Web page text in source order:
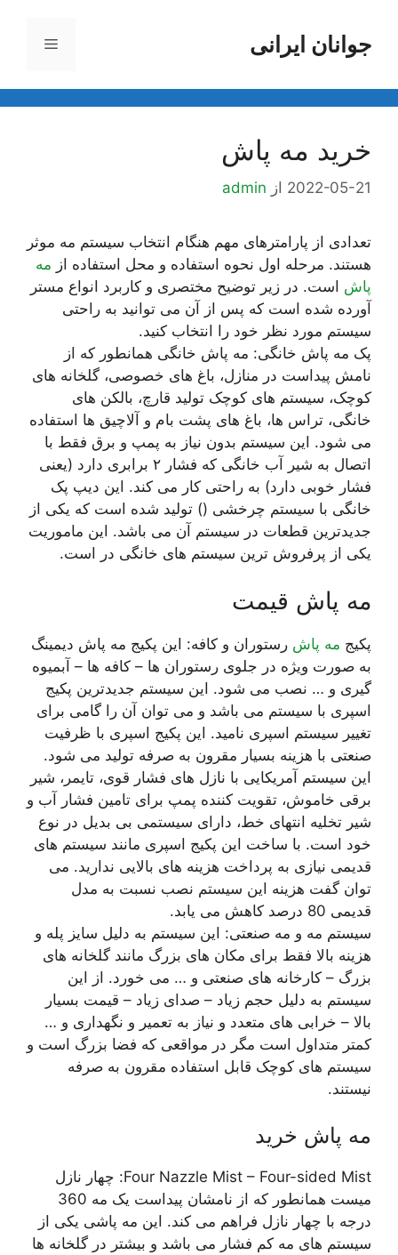
محتواجوانان ایرانی فهرست
خرید مه پاش
2022-05-21 از admin
تعدادی از پارامترهای مهم هنگام انتخاب سیستم مه موثر
هستند. مرحله اول نحوه استفاده و محل استفاده از مه
پاش است. در زیر توضیح مختصری و کاربرد انواع مستر
آورده شده است که پس از آن می توانید به راحتی
سیستم مورد نظر خود را انتخاب کنید.
پک مه پاش خانگی: مه پاش خانگی همانطور که از
نامش پیداست در منازل، باغ های خصوصی، گلخانه های
کوچک، سیستم های کوچک تولید قارچ، بالکن های
خانگی، تراس ها، باغ های پشت بام و آلاچیق ها استفاده
می شود. این سیستم بدون نیاز به پمپ و برق فقط با
اتصال به شیر آب خانگی که فشار ۲ برابری دارد (یعنی
فشار خوبی دارد) به راحتی کار می کند. این دیپ پک
خانگی با سیستم چرخشی () تولید شده است که یکی از
جدیدترین قطعات در سیستم آن می باشد. این ماموریت
یکی از پرفروش ترین سیستم های خانگی در است.
مه پاش قیمت
پکیج مه پاش رستوران و کافه: این پکیج مه پاش دیمینگ
به صورت ویژه در جلوی رستوران ها – کافه ها – آبمیوه
گیری و … نصب می شود. این سیستم جدیدترین پکیج
اسپری با سیستم می باشد و می توان آن را گامی برای
تغییر سیستم اسپری نامید. این پکیج اسپری با ظرفیت
صنعتی با هزینه بسیار مقرون به صرفه تولید می شود.
این سیستم آمریکایی با نازل های فشار قوی، تایمر، شیر
برقی خاموش، تقویت کننده پمپ برای تامین فشار آب و
شیر تخلیه انتهای خط، دارای سیستمی بی بدیل در نوع
خود است. با ساخت این پکیج اسپری مانند سیستم های
قدیمی نیازی به پرداخت هزینه های بالایی ندارید. می
توان گفت هزینه این سیستم نصب نسبت به مدل
قدیمی 80 درصد کاهش می یابد.
سیستم مه و مه صنعتی: این سیستم به دلیل سایز پله و
هزینه بالا فقط برای مکان های بزرگ مانند گلخانه های
بزرگ – کارخانه های صنعتی و … می خورد. از این
سیستم به دلیل حجم زیاد – صدای زیاد – قیمت بسیار
بالا – خرابی های متعدد و نیاز به تعمیر و نگهداری و …
کمتر متداول است مگر در مواقعی که فضا بزرگ است و
سیستم های کوچک قابل استفاده مقرون به صرفه
نیستند.
مه پاش خرید
Four Nazzle Mist – Four-sided Mist: چهار نازل
میست همانطور که از نامشان پیداست یک مه 360
درجه با چهار نازل فراهم می کند. این مه پاشی یکی از
سیستم های مه کم فشار می باشد و بیشتر در گلخانه ها